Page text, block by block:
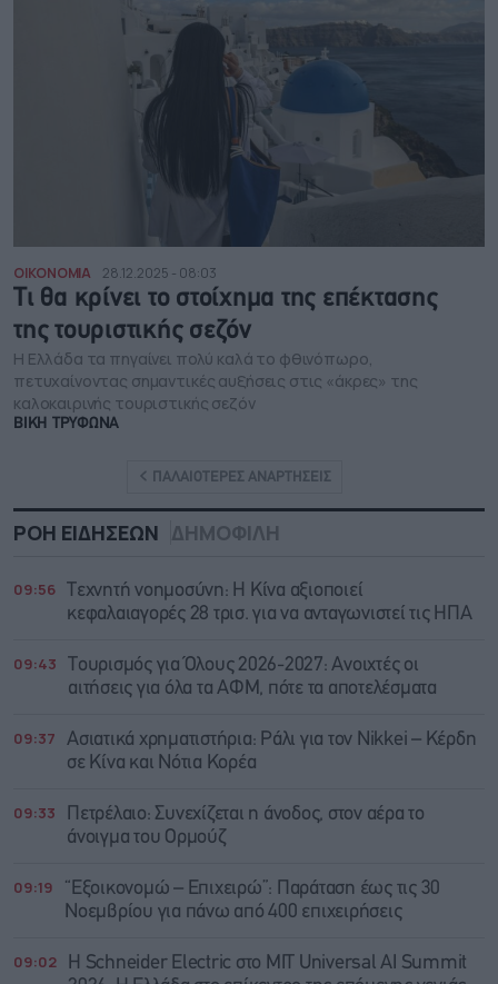
ΟΙΚΟΝΟΜΙΑ 28.12.2025 - 08:03
Τι θα κρίνει το στοίχημα της επέκτασης
της τουριστικής σεζόν
Η Ελλάδα τα πηγαίνει πολύ καλά το φθινόπωρο,
πετυχαίνοντας σημαντικές αυξήσεις στις «άκρες» της
καλοκαιρινής τουριστικής σεζόν
ΒΙΚΗ ΤΡΥΦΩΝΑ
ΠΑΛΑΙΟΤΕΡΕΣ ΑΝΑΡΤΗΣΕΙΣ
ΡΟΗ ΕΙΔΗΣΕΩΝ ΔΗΜΟΦΙΛΗ
09:56
Τεχνητή νοημοσύνη: Η Κίνα αξιοποιεί
κεφαλαιαγορές 28 τρισ. για να ανταγωνιστεί τις ΗΠΑ
09:43
Τουρισμός για Όλους 2026-2027: Ανοιχτές οι
αιτήσεις για όλα τα ΑΦΜ, πότε τα αποτελέσματα
09:37
Ασιατικά χρηματιστήρια: Ράλι για τον Nikkei – Κέρδη
σε Κίνα και Νότια Κορέα
09:33
Πετρέλαιο: Συνεχίζεται η άνοδος, στον αέρα το
άνοιγμα του Ορμούζ
09:19
“Εξοικονομώ – Επιχειρώ”: Παράταση έως τις 30
Νοεμβρίου για πάνω από 400 επιχειρήσεις
09:02
Η Schneider Electric στο MIT Universal AI Summit